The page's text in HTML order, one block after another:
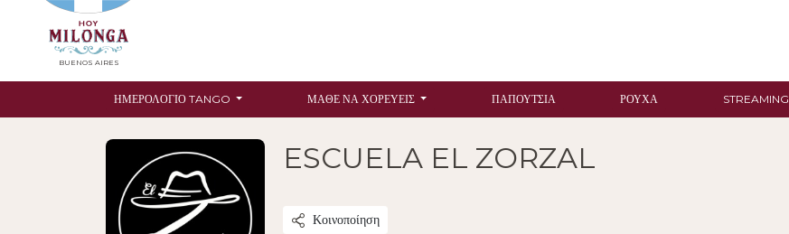
BUENOS AIRES
ΗΜΕΡΟΛΌΓΙΟ TANGO ΜΆΘΕ ΝΑ ΧΟΡΕΎΕΙΣ ΠΑΠΟΎΤΣΙΑ ΡΟΎΧΑ STREAMING
ESCUELA EL ZORZAL
Κοινοποίηση